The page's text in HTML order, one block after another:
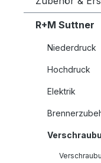
R+M Suttner
Niederdruck
Hochdruck
Elektrik